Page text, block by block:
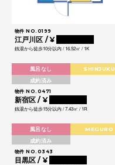
物件 NO.0199
江戸川区 / ¥
銭湯から徒歩10分以内 / 16.52㎡ / 1K
風呂なし
SHINJUKU
成約済み
物件 NO.0471
新宿区 / ¥
銭湯から徒歩15分以内 / 7.43㎡ / 1R
風呂なし
MEGURO
成約済み
物件 NO.0343
目黒区 / ¥